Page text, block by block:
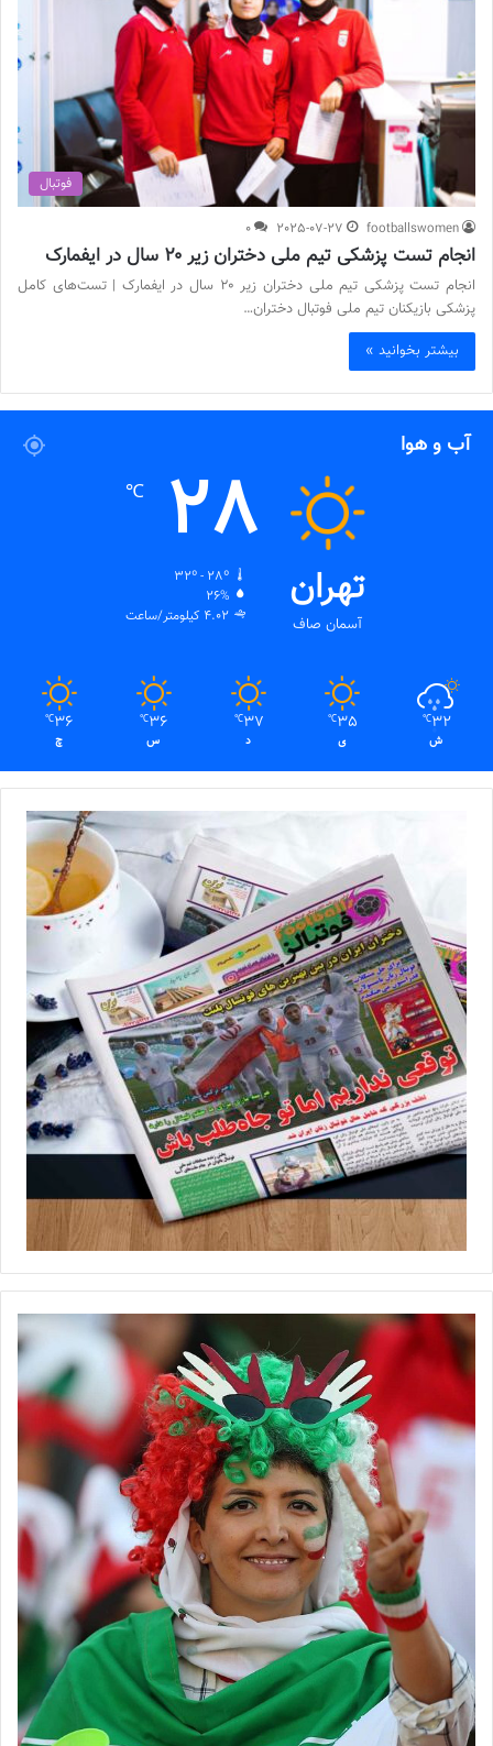
فوتبال
footballswomen
2025-07-27
0
انجام تست پزشکی تیم ملی دختران زیر ۲۰ سال در ایفمارک
انجام تست پزشکی تیم ملی دختران زیر ۲۰ سال در ایفمارک | تست‌های کامل
پزشکی بازیکنان تیم ملی فوتبال دختران…
بیشتر بخوانید »
آب و هوا
تهران
آسمان صاف
28
℃
32º - 28º
26%
4.02 کیلومتر/ساعت
32
℃
ش
35
℃
ی
37
℃
د
36
℃
س
36
℃
چ